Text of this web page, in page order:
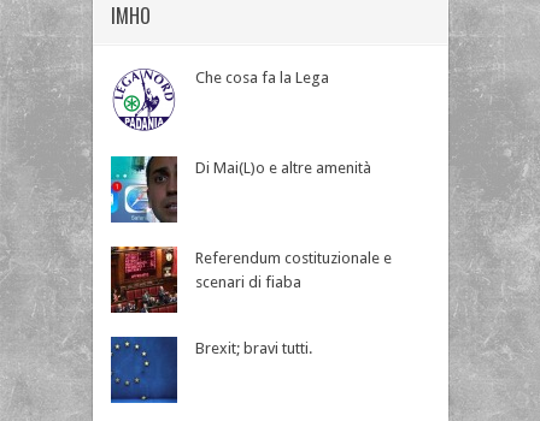
IMHO
Che cosa fa la Lega
Di Mai(L)o e altre amenità
Referendum costituzionale e
scenari di fiaba
Brexit; bravi tutti.